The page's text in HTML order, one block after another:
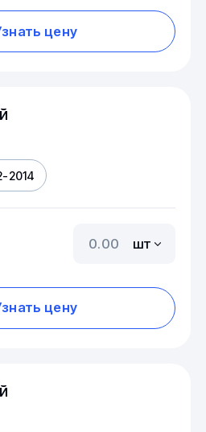
цену
2014
шт
цену